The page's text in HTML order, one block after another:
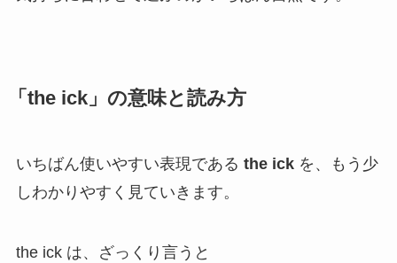
「the ick」の意味と読み方
いちばん使いやすい表現である the ickを、もう少
しわかりやすく見ていきます。
the ick は、ざっくり言うと